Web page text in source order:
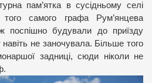
пам’ятка в сусідньому селі
самого графа Рум’янцева
поспішно будували до приїзду
не заночувала. Більше того
задниці, сюди ніколи не